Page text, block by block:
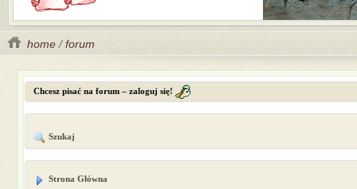
home /forum
Chcesz pisać na forum – zaloguj się!
Szukaj
Strona Główna